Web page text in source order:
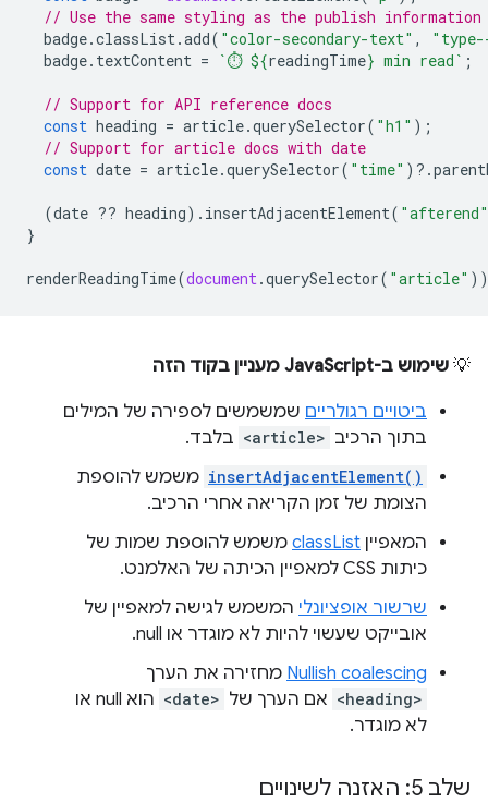
// Use the same styling as the publish
badge.classList.add( "color-secondary-text" ,
badge. textContent = `⏱️ ${readingTime} min read` ;
// Support for API reference docs
const heading = article.querySelector( "h1" );
// Support for article docs with date
const date = article.querySelector( "time" ) ? .
(date ?? heading). insertAdjacentElement( "afterend"
}
renderReadingTime(document.querySelector( "article"
💡 שימוש ב-JavaScript מעניין בקוד הזה
ביטויים רגולריים שמשמשים לספירה של המילים
בתוך הרכיב <article> בלבד.
insertAdjacentElement() משמש להוספת
הצומת של זמן הקריאה אחרי הרכיב.
המאפיין classList משמש להוספת שמות של
כיתות CSS למאפיין הכיתה של האלמנט.
שרשור אופציונלי המשמש לגישה למאפיין של
אובייקט שעשוי להיות לא מוגדר או null.
Nullish coalescing מחזירה את הערך
<heading> אם הערך של <date>
הוא null או
לא מוגדר.
שלב 5: האזנה לשינויים